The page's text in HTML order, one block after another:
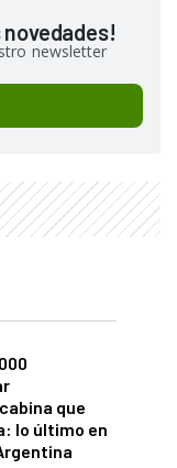
newsletter
que
lo último en